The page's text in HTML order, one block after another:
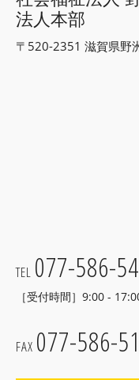
法人本部
〒520-2351 滋賀県野
TEL 077-586-
［受付時間］9:00 -
FAX 077-586-